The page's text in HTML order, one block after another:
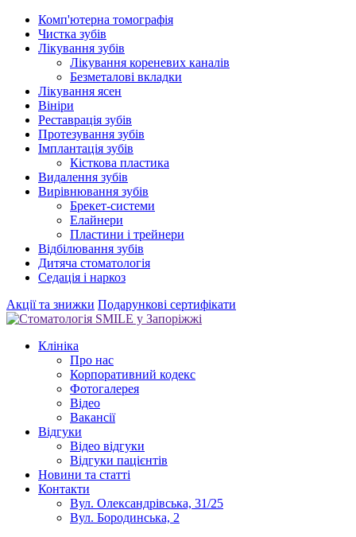
Комп'ютерна томографія
Чистка зубів
Лікування зубів
Лікування кореневих каналів
Безметалові вкладки
Лікування ясен
Вініри
Реставрація зубів
Протезування зубів
Імплантація зубів
Кісткова пластика
Видалення зубів
Вирівнювання зубів
Брекет-системи
Елайнери
Пластини і трейнери
Відбілювання зубів
Дитяча стоматологія
Седація і наркоз
Акції та знижки Подарункові сертифікати
Клініка
Про нас
Корпоративний кодекс
Фотогалерея
Відео
Вакансії
Відгуки
Відео відгуки
Відгуки пацієнтів
Новини та статті
Контакти
Вул. Олександрівська, 31/25
Вул. Бородинська, 2